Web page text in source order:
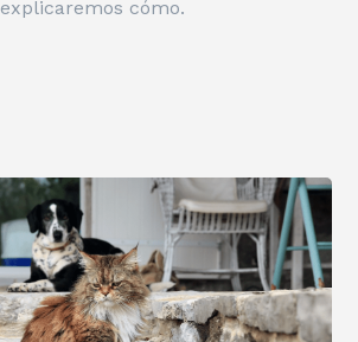
explicaremos cómo.